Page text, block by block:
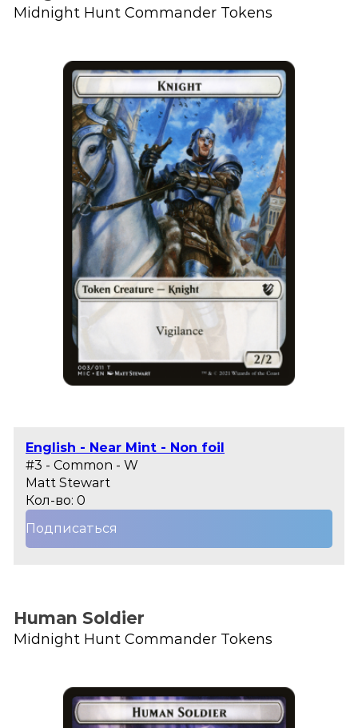
Midnight Hunt Commander Tokens
English - Near Mint - Non foil
#3 - Common - W
Matt Stewart
Кол-во: 0
Подписаться
Human Soldier
Midnight Hunt Commander Tokens